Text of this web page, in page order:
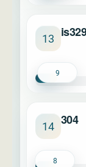
13
9
14 304
8